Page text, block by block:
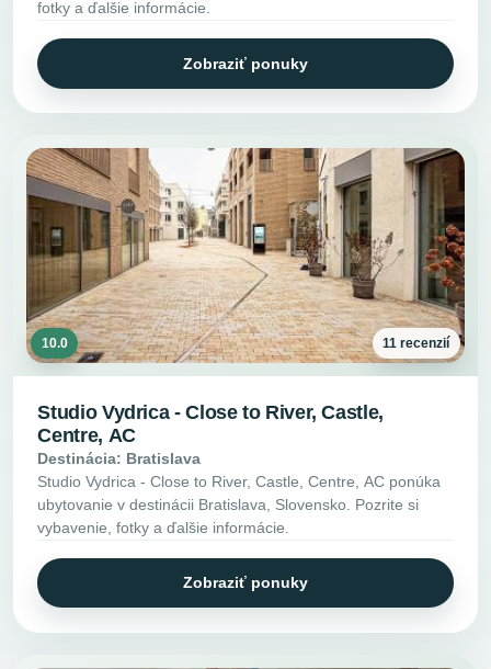
fotky a ďalšie informácie.
Zobraziť ponuky
10.0 11 recenzií
Studio Vydrica - Close to River, Castle,
Centre, AC
Destinácia: Bratislava
Studio Vydrica - Close to River, Castle, Centre, AC ponúka
ubytovanie v destinácii Bratislava, Slovensko. Pozrite si
vybavenie, fotky a ďalšie informácie.
Zobraziť ponuky